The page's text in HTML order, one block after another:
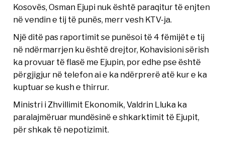
Kosovës, Osman Ejupi nuk është paraqitur të enjten
në vendin e tij të punës, merr vesh KTV-ja.
Një ditë pas raportimit se punësoi të 4 fëmijët e tij
në ndërmarrjen ku është drejtor, Kohavisioni sërish
ka provuar të flasë me Ejupin, por edhe pse është
përgjigjur në telefon ai e ka ndërprerë atë kur e ka
kuptuar se kush e thirrur.
Ministri i Zhvillimit Ekonomik, Valdrin Lluka ka
paralajmëruar mundësinë e shkarktimit të Ejupit,
për shkak të nepotizimit.